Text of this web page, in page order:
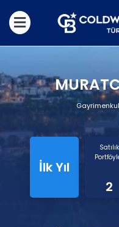
İlk Yıl
Satılık
2